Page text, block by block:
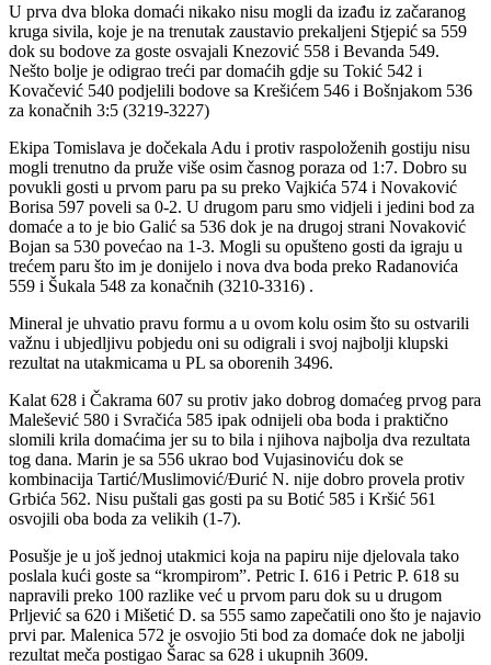
U prva dva bloka domaći nikako nisu mogli da izađu iz začaranog
kruga sivila, koje je na trenutak zaustavio prekaljeni Stjepić sa 559
dok su bodove za goste osvajali Knezović 558 i Bevanda 549.
Nešto bolje je odigrao treći par domaćih gdje su Tokić 542 i
Kovačević 540 podjelili bodove sa Krešićem 546 i Bošnjakom 536
za konačnih 3:5 (3219-3227)
Ekipa Tomislava je dočekala Adu i protiv raspoloženih gostiju nisu
mogli trenutno da pruže više osim časnog poraza od 1:7. Dobro su
povukli gosti u prvom paru pa su preko Vajkića 574 i Novaković
Borisa 597 poveli sa 0-2. U drugom paru smo vidjeli i jedini bod za
domaće a to je bio Galić sa 536 dok je na drugoj strani Novaković
Bojan sa 530 povećao na 1-3. Mogli su opušteno gosti da igraju u
trećem paru što im je donijelo i nova dva boda preko Radanovića
559 i Šukala 548 za konačnih (3210-3316) .
Mineral je uhvatio pravu formu a u ovom kolu osim što su ostvarili
važnu i ubjedljivu pobjedu oni su odigrali i svoj najbolji klupski
rezultat na utakmicama u PL sa oborenih 3496.
Kalat 628 i Čakrama 607 su protiv jako dobrog domaćeg prvog para
Malešević 580 i Svračića 585 ipak odnijeli oba boda i praktično
slomili krila domaćima jer su to bila i njihova najbolja dva rezultata
tog dana. Marin je sa 556 ukrao bod Vujasinoviću dok se
kombinacija Tartić/Muslimović/Đurić N. nije dobro provela protiv
Grbića 562. Nisu puštali gas gosti pa su Botić 585 i Kršić 561
osvojili oba boda za velikih (1-7).
Posušje je u još jednoj utakmici koja na papiru nije djelovala tako
poslala kući goste sa “krompirom”. Petric I. 616 i Petric P. 618 su
napravili preko 100 razlike već u prvom paru dok su u drugom
Prljević sa 620 i Mišetić D. sa 555 samo zapečatili ono što je najavio
prvi par. Malenica 572 je osvojio 5ti bod za domaće dok ne jabolji
rezultat meča postigao Šarac sa 628 i ukupnih 3609.